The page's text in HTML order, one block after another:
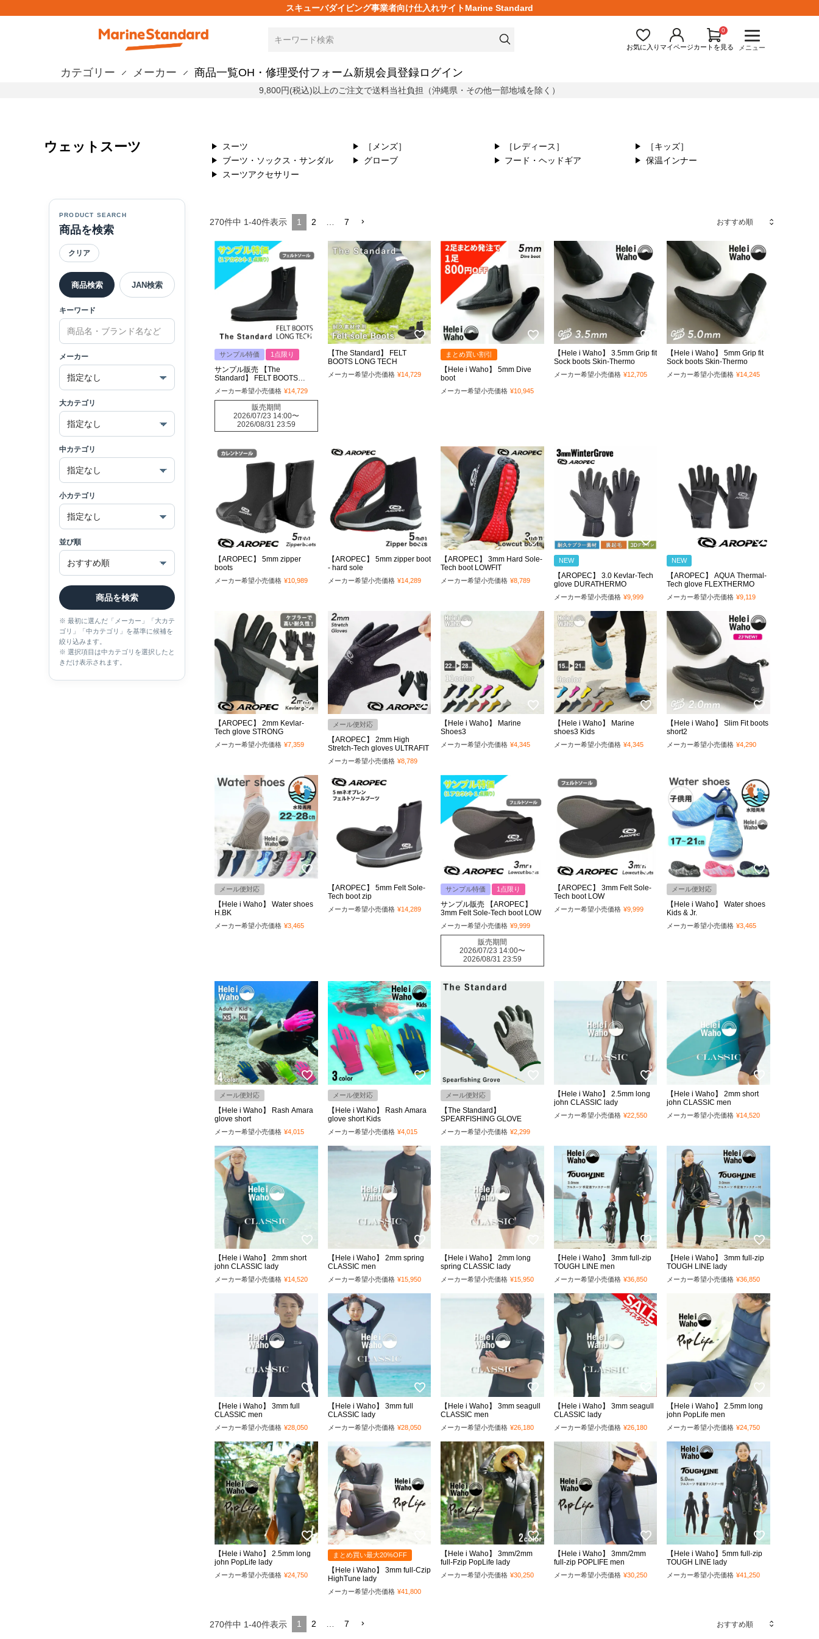
スキューバダイビング事業者向け仕入れサイトMarine Standard
お気に入りマイページカートを見る
0
メニュー
カテゴリー メーカー 商品一覧OH・修理受付フォーム新規会員登録ログイン
9,800円(税込)以上のご注文で送料当社負担（沖縄県・その他一部地域を除く）
ウェットスーツ スーツ ［メンズ］ ［レディース］
［キッズ］
ブーツ・ソックス・サンダル
グローブ フード・ヘッドギア
保温インナー
スーツアクセサリー
PRODUCT SEARCH
商品を検索
クリア
商品検索 JAN検索
キーワード
メーカー
大カテゴリ
中カテゴリ
小カテゴリ
並び順
商品を検索
※ 最初に選んだ「メーカー」「大カテ
ゴリ」「中カテゴリ」を基準に候補を
絞り込みます。
※ 選択項目は中カテゴリを選択したと
きだけ表示されます。
270件中 1-40件表示 1 2 7
サンプル特価 1点限り
サンプル販売 【The
Standard】 FELT BOOTS
LONG TECH
メーカー希望小売価格 ¥14,729
販売期間
2026/07/23 14:00〜
2026/08/31 23:59
【The Standard】 FELT
BOOTS LONG TECH
メーカー希望小売価格 ¥14,729
まとめ買い割引
【Hele i Waho】 5mm Dive
boot
メーカー希望小売価格 ¥10,945
【Hele i Waho】 3.5mm Grip fit
Sock boots Skin-Thermo
メーカー希望小売価格 ¥12,705
【Hele i Waho】 5mm Grip fit
Sock boots Skin-Thermo
メーカー希望小売価格 ¥14,245
【AROPEC】 5mm zipper
boots
メーカー希望小売価格 ¥10,989
【AROPEC】 5mm zipper boot
- hard sole
メーカー希望小売価格 ¥14,289
【AROPEC】 3mm Hard Sole-
Tech boot LOWFIT
メーカー希望小売価格 ¥8,789
NEW
【AROPEC】 3.0 Kevlar-Tech
glove DURATHERMO
メーカー希望小売価格 ¥9,999
NEW
【AROPEC】 AQUA Thermal-
Tech glove FLEXTHERMO
メーカー希望小売価格 ¥9,119
【AROPEC】 2mm Kevlar-
Tech glove STRONG
メーカー希望小売価格 ¥7,359
メール便対応
【AROPEC】 2mm High
Stretch-Tech gloves ULTRAFIT
メーカー希望小売価格 ¥8,789
【Hele i Waho】 Marine
Shoes3
メーカー希望小売価格 ¥4,345
【Hele i Waho】 Marine
shoes3 Kids
メーカー希望小売価格 ¥4,345
【Hele i Waho】 Slim Fit boots
short2
メーカー希望小売価格 ¥4,290
メール便対応
【Hele i Waho】 Water shoes
H.BK
メーカー希望小売価格 ¥3,465
【AROPEC】 5mm Felt Sole-
Tech boot zip
メーカー希望小売価格 ¥14,289
サンプル特価 1点限り
サンプル販売 【AROPEC】
3mm Felt Sole-Tech boot LOW
メーカー希望小売価格 ¥9,999
販売期間
2026/07/23 14:00〜
2026/08/31 23:59
【AROPEC】 3mm Felt Sole-
Tech boot LOW
メーカー希望小売価格 ¥9,999
メール便対応
【Hele i Waho】 Water shoes
Kids & Jr.
メーカー希望小売価格 ¥3,465
メール便対応
【Hele i Waho】 Rash Amara
glove short
メーカー希望小売価格 ¥4,015
メール便対応
【Hele i Waho】 Rash Amara
glove short Kids
メーカー希望小売価格 ¥4,015
メール便対応
【The Standard】
SPEARFISHING GLOVE
メーカー希望小売価格 ¥2,299
【Hele i Waho】 2.5mm long
john CLASSIC lady
メーカー希望小売価格 ¥22,550
【Hele i Waho】 2mm short
john CLASSIC men
メーカー希望小売価格 ¥14,520
【Hele i Waho】 2mm short
john CLASSIC lady
メーカー希望小売価格 ¥14,520
【Hele i Waho】 2mm spring
CLASSIC men
メーカー希望小売価格 ¥15,950
【Hele i Waho】 2mm long
spring CLASSIC lady
メーカー希望小売価格 ¥15,950
【Hele i Waho】 3mm full-zip
TOUGH LINE men
メーカー希望小売価格 ¥36,850
【Hele i Waho】 3mm full-zip
TOUGH LINE lady
メーカー希望小売価格 ¥36,850
【Hele i Waho】 3mm full
CLASSIC men
メーカー希望小売価格 ¥28,050
【Hele i Waho】 3mm full
CLASSIC lady
メーカー希望小売価格 ¥28,050
【Hele i Waho】 3mm seagull
CLASSIC men
メーカー希望小売価格 ¥26,180
【Hele i Waho】 3mm seagull
CLASSIC lady
メーカー希望小売価格 ¥26,180
【Hele i Waho】 2.5mm long
john PopLife men
メーカー希望小売価格 ¥24,750
【Hele i Waho】 2.5mm long
john PopLife lady
メーカー希望小売価格 ¥24,750
まとめ買い最大20%OFF
【Hele i Waho】 3mm full-Czip
HighTune lady
メーカー希望小売価格 ¥41,800
【Hele i Waho】 3mm/2mm
full-Fzip PopLife lady
メーカー希望小売価格 ¥30,250
【Hele i Waho】 3mm/2mm
full-zip POPLIFE men
メーカー希望小売価格 ¥30,250
【Hele i Waho】5mm full-zip
TOUGH LINE lady
メーカー希望小売価格 ¥41,250
270件中 1-40件表示 1 2 … 7